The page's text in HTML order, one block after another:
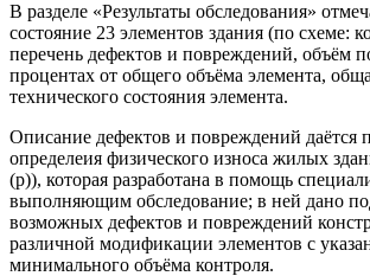
В разделе «Результаты обследования»
состояние 23 элементов здания (по схеме:
перечень дефектов и повреждений, объём
процентах от общего объёма элемента,
технического состояния элемента.
Описание дефектов и повреждений даётся
определеия физического износа жилых
(р)), которая разработана в помощь
выполняющим обследование; в ней дано
возможных дефектов и повреждений
различной модификации элементов с
минимального объёма контроля.